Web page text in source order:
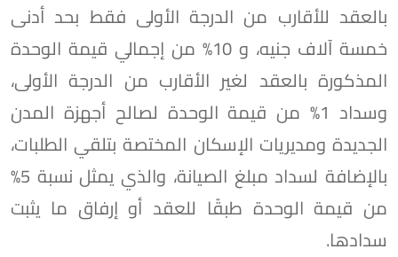
بالعقد للأقارب من الدرجة الأولى فقط بحد أدنى
خمسة آلاف جنيه، و 10% من إجمالي قيمة الوحدة
المذكورة بالعقد لغير الأقارب من الدرجة الأولى،
وسداد 1% من قيمة الوحدة لصالح أجهزة المدن
الجديدة ومديريات الإسكان المختصة بتلقي الطلبات،
بالإضافة لسداد مبلغ الصيانة، والذي يمثل نسبة 5%
من قيمة الوحدة طبقًا للعقد أو إرفاق ما يثبت
سدادها.